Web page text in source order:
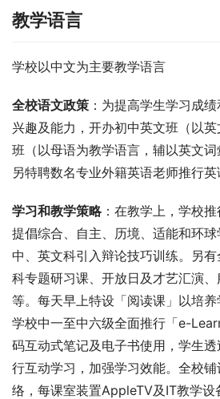
教学语言
学校以中文为主要教学语言
全校语文政策 ：为提高学生学习成
兴趣及能力，开办初中英文班（以
班（以母语为教学语言，辅以英文词
另特聘数名专业外籍英语老师推行英
学习和教学策略：在教学上，学校推
提倡综合、自主、历境、适能和环球
中、英文科引入辩论技巧训练。另
科专题研习课、开放日及才艺汇演
等。每天早上特设「阅读课」以培养
学校中一至中六级全面推行「e-
码互动式笔记及电子书使用，学生
行互动学习，加强学习效能。全校
络，每课室装置AppleTV及IT教学设